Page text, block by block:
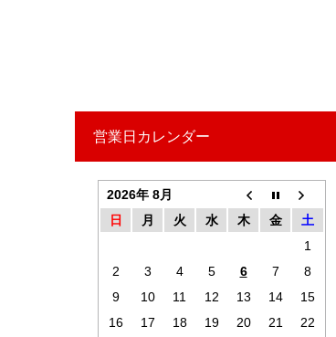
営業日カレンダー
2026年 8月
日
月 火 水 木 金
土
1
2
3 4 5 6 7
8
9
10 11 12 13 14
15
16
17 18 19 20 21
22